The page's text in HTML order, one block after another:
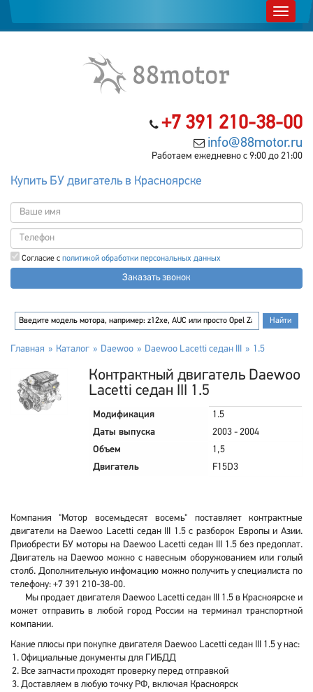
+7 391 210-38-00
info@88motor.ru
Работаем ежедневно с 9:00 до 21:00
Купить БУ двигатель в Красноярске
Согласие с политикой обработки персональных данных
Заказать звонок
Главная Каталог Daewoo Daewoo Lacetti седан III 1.5
Контрактный двигатель Daewoo
Lacetti седан III 1.5
Модификация
1.5
Даты выпуска
2003 - 2004
Объем
1,5
Двигатель
F15D3
Компания "Мотор восемьдесят восемь" поставляет контрактные
двигатели на Daewoo Lacetti седан III 1.5 с разборок Европы и Азии.
Приобрести БУ моторы на Daewoo Lacetti седан III 1.5 без предоплат.
Двигатель на Daewoo можно с навесным оборужованием или голый
столб. Дополнительную инфомацию можно получить у специалиста по
телефону: +7 391 210-38-00.
Мы продает двигателя Daewoo Lacetti седан III 1.5 в Красноярске и
может отправить в любой город России на терминал транспортной
компании.
Какие плюсы при покупке двигателя Daewoo Lacetti седан III 1.5 у нас:
Официальные документы для ГИБДД
Все запчасти проходят проверку перед отправкой
Доставляем в любую точку РФ, включая Красноярск